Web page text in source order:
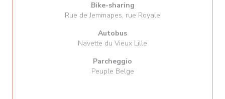
Bike-sharing
Rue de Jemmapes, rue Royale
Autobus
Navette du Vieux Lille
Parcheggio
Peuple Belge